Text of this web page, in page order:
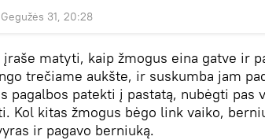
31, 20:28
įraše matyti, kaip žmogus eina gatve ir
trečiame aukšte, ir suskumba jam
pagalbos patekti į pastatą, nubėgti pas
Kol kitas žmogus bėgo link vaiko,
ir pagavo berniuką.